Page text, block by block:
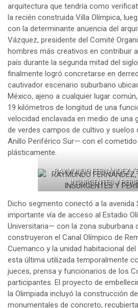
arquitectura que tendría como
la recién construida Villa Olímpica,
con la determinante anuencia del
Vázquez, presidente del Comité
hombres más creativos en contribuir
país durante la segunda mitad del
finalmente logró concretarse en
cautivador escenario suburbano
México, ajeno a cualquier lugar
19 kilómetros de longitud de una
velocidad enclavada en medio de una
de verdes campos de cultivo y
Anillo Periférico Sur— con el
plásticamente.
RAYMUNDO FERNÁNDEZ,
INSURGENTES Y
Dicho segmento conectó a la
importante vía de acceso al Estadio
Universitaria— con la zona suburbana
construyeron el Canal Olímpico de
Cuemanco y la unidad habitacional
esta última utilizada temporalmente
jueces, prensa y funcionarios de los
participantes. El proyecto de
la Olimpiada incluyó la construcción
monumentales de concreto,